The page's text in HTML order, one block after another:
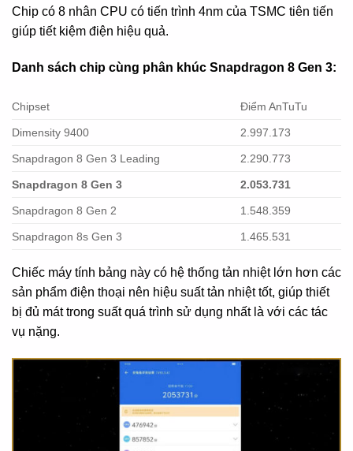
Chip có 8 nhân CPU có tiến trình 4nm của TSMC tiên tiến
giúp tiết kiệm điện hiệu quả.
Danh sách chip cùng phân khúc Snapdragon 8 Gen 3:
Chipset Điểm AnTuTu
Dimensity 9400 2.997.173
Snapdragon 8 Gen 3 Leading 2.290.773
Snapdragon 8 Gen 3 2.053.731
Snapdragon 8 Gen 2 1.548.359
Snapdragon 8s Gen 3 1.465.531
Chiếc máy tính bảng này có hệ thống tản nhiệt lớn hơn các
sản phẩm điện thoại nên hiệu suất tản nhiệt tốt, giúp thiết
bị đủ mát trong suất quá trình sử dụng nhất là với các tác
vụ nặng.